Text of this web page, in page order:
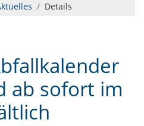
Details
ab sofort im